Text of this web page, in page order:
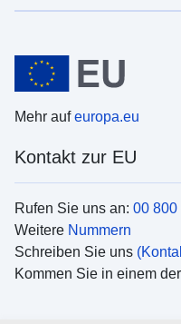
Mehr aufeuropa.eu
Kontakt zur EU
Rufen Sie uns an: 00 800
Weitere Nummern
Schreiben Sie uns
Kommen Sie in einem der